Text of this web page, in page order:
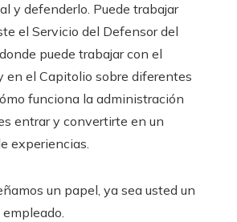
y defenderlo. Puede trabajar
el Servicio del Defensor del
puede trabajar con el
en el Capitolio sobre diferentes
funciona la administración
entrar y convertirte en un
experiencias.
un papel, ya sea usted un